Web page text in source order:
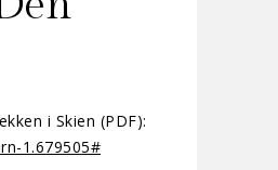
i Skien (PDF):
1.679505#